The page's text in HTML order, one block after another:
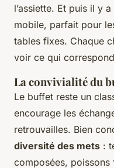
l’assiette. Et puis il y
mobile, parfait pour
tables fixes. Chaque
voir ce qui
La convivialité du
Le buffet reste un
encourage les
retrouvailles. Bien
diversité des mets :
composées,